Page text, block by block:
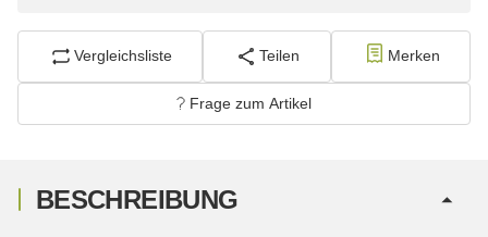
Vergleichsliste Teilen Merken
Frage zum Artikel
BESCHREIBUNG